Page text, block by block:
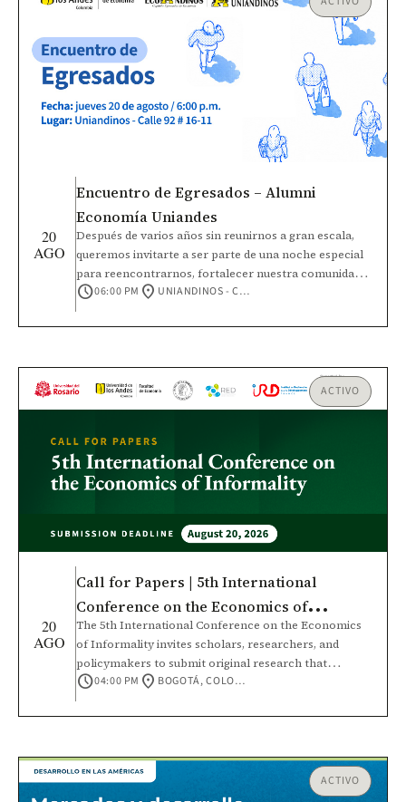
20
AGO
Encuentro de Egresados – Alumni
Economía Uniandes
Después de varios años sin reunirnos a gran escala,
queremos invitarte a ser parte de una noche especial
para reencontrarnos, fortalecer nuestra comunidad y
seguir construyendo el futuro de Economía Uniandes.
avances y retos de la Facultad y la Universidad.
para identificar intereses comunes y dar vida a nuevas
microcomunidades de egresados.
schedule06:00 PM location_on UNIANDINOS - CALLE 92 #16-11
ACTIVO
20
AGO
Call for Papers | 5th International
Conference on the Economics of
Informality
The 5th International Conference on the Economics
of Informality invites scholars, researchers, and
policymakers to submit original research that
contributes to a deeper understanding of informal
This conference will bring together the academic
rigorous, interdisciplinary dialogue, strengthen
international research networks, and expand
knowledge across diverse economic contexts.
schedule04:00 PM location_on BOGOTÁ, COLOMBIA
ACTIVO